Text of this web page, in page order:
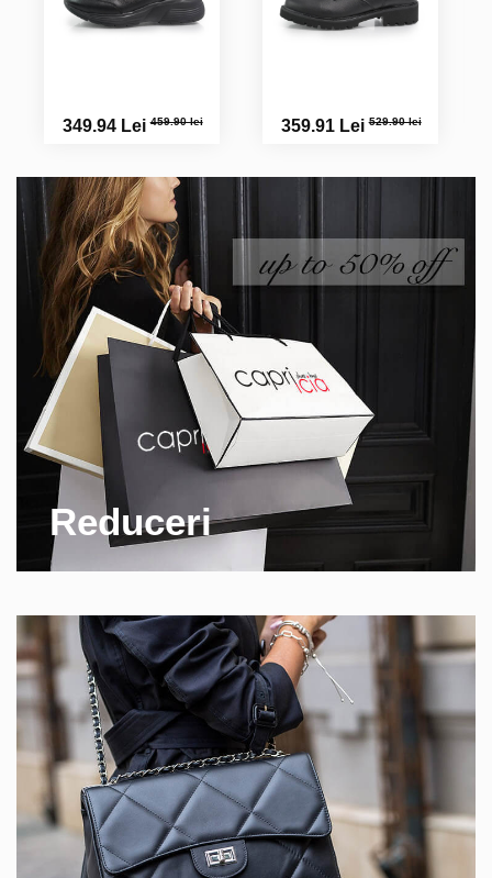
349.94 Lei459.90 lei 359.91 Lei529.90 lei
Reduceri